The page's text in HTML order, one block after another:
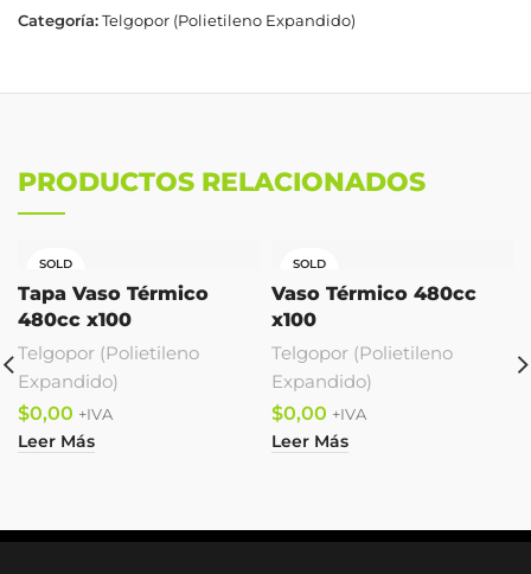
Categoría:Telgopor (Polietileno Expandido)
PRODUCTOS RELACIONADOS
SOLD
Tapa Vaso Térmico
480cc x100
Telgopor (Polietileno
Expandido)
$
Leer Más
SOLD
Vaso Térmico 480cc
x100
Telgopor (Polietileno
Expandido)
$
Leer Más